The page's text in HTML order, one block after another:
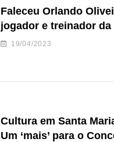
Faleceu Orlando
jogador e treinador
de andebol do Feirense
19/04/2023
Cultura em Santa
Um ‘mais’ para o